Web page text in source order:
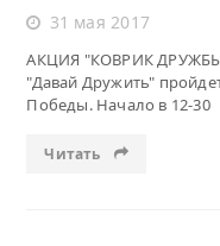
31 мая 2017
АКЦИЯ "КОВРИК
"Давай Дружить"
Победы. Начало в 12-30
Читать